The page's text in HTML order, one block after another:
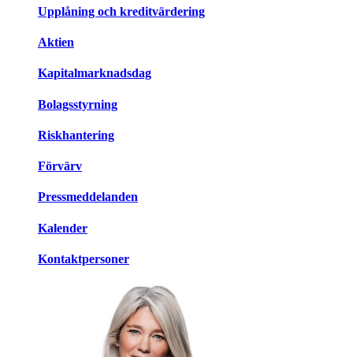
Upplåning och kreditvärdering
Aktien
Kapitalmarknadsdag
Bolagsstyrning
Riskhantering
Förvärv
Pressmeddelanden
Kalender
Kontaktpersoner